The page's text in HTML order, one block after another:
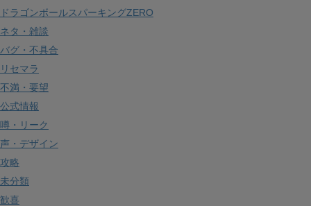
ドラゴンボールスパーキングZERO
ネタ・雑談
バグ・不具合
リセマラ
不満・要望
公式情報
噂・リーク
声・デザイン
攻略
未分類
歓喜